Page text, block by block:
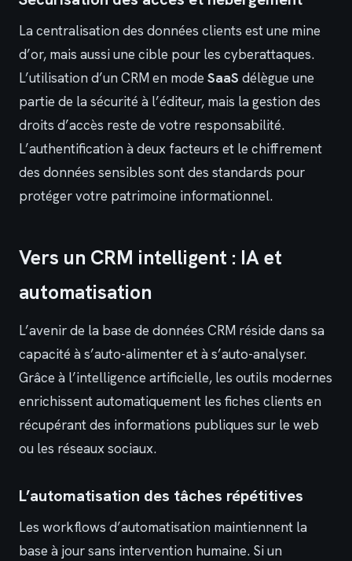
La centralisation des données clients est une mine
d’or, mais aussi une cible pour les cyberattaques.
L’utilisation d’un CRM en mode SaaS délègue une
partie de la sécurité à l’éditeur, mais la gestion des
droits d’accès reste de votre responsabilité.
L’authentification à deux facteurs et le chiffrement
des données sensibles sont des standards pour
protéger votre patrimoine informationnel.
Vers un CRM intelligent : IA et
automatisation
L’avenir de la base de données CRM réside dans sa
capacité à s’auto-alimenter et à s’auto-analyser.
Grâce à l’intelligence artificielle, les outils modernes
enrichissent automatiquement les fiches clients en
récupérant des informations publiques sur le web
ou les réseaux sociaux.
L’automatisation des tâches répétitives
Les workflows d’automatisation maintiennent la
base à jour sans intervention humaine. Si un